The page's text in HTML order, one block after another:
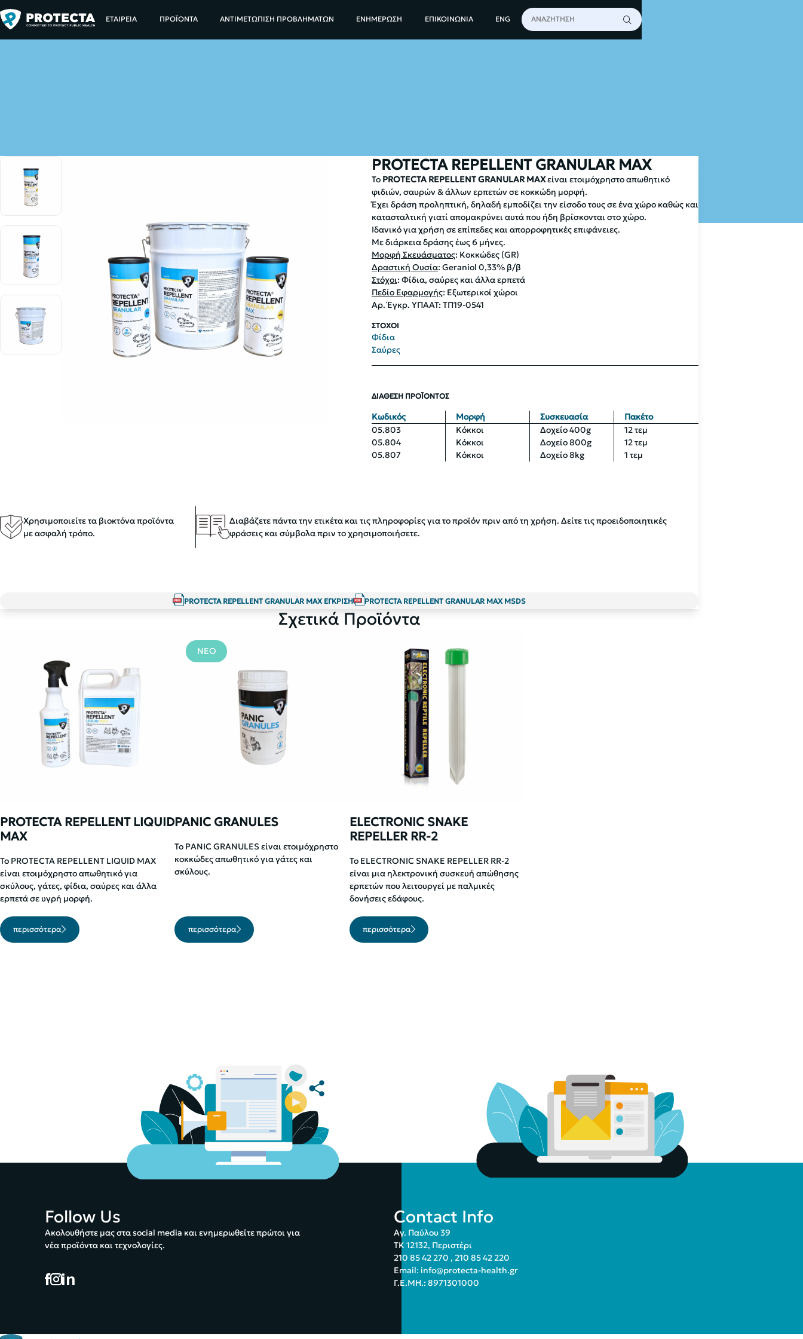
ΕΤΑΙΡΕΙΑ ΠΡΟΪΟΝΤΑ ΑΝΤΙΜΕΤΩΠΙΣΗ ΠΡΟΒΛΗΜΑΤΩΝ ΕΝΗΜΕΡΩΣΗ ΕΠΙΚΟΙΝΩΝΙΑ ENG
PROTECTA REPELLENT GRANULAR MAX
To PROTECTA REPELLENT GRANULAR MAXείναι ετοιμόχρηστο απωθητικό
φιδιών, σαυρών & άλλων ερπετών σε κοκκώδη μορφή.
Έχει δράση προληπτική, δηλαδή εμποδίζει την είσοδο τους σε ένα χώρο καθώς και
κατασταλτική γιατί απομακρύνει αυτά που ήδη βρίσκονται στο χώρο.
Ιδανικό για χρήση σε επίπεδες και απορροφητικές επιφάνειες.
Με διάρκεια δράσης έως 6 μήνες.
Μορφή Σκευάσματος: Κοκκώδες (GR)
Δραστική Ουσία: Geraniol 0,33% β/β
Στόχοι: Φίδια, σαύρες και άλλα ερπετά
Πεδίο Εφαρμογής: Εξωτερικοί χώροι
Αρ. Έγκρ. ΥΠΑΑΤ: ΤΠ19-0541
ΣΤΟΧΟΙ
Φίδια
Σαύρες
ΔΙΑΘΕΣΗ ΠΡΟΪΟΝΤΟΣ
Κωδικός Μορφή Συσκευασία
Πακέτο
05.803
Κόκκοι Δοχείο 400g
12 τεμ
05.804
Κόκκοι Δοχείο 800g
12 τεμ
05.807
Κόκκοι Δοχείο 8kg 1 τεμ
Χρησιμοποιείτε τα βιοκτόνα προϊόντα
με ασφαλή τρόπο.
Διαβάζετε πάντα την ετικέτα και τις πληροφορίες για το προϊόν πριν από τη χρήση. Δείτε τις προειδοποιητικές
φράσεις και σύμβολα πριν το χρησιμοποιήσετε.
PROTECTA REPELLENT GRANULAR MAX ΕΓΚΡΙΣΗ PROTECTA REPELLENT GRANULAR MAX MSDS
Σχετικά Προϊόντα
PROTECTA REPELLENT LIQUID
MAX
To PROTECTA REPELLENT LIQUID MAX
είναι ετοιμόχρηστο απωθητικό για
σκύλους, γάτες, φίδια, σαύρες και άλλα
ερπετά σε υγρή μορφή.
περισσότερα
ΝΕΟ
PANIC GRANULES
Το PANIC GRANULES είναι ετοιμόχρηστο
κοκκώδες απωθητικό για γάτες και
σκύλους.
περισσότερα
ELECTRONIC SNAKE
REPELLER RR-2
Το ELECTRONIC SNAKE REPELLER RR-2
είναι μια ηλεκτρονική συσκευή απώθησης
ερπετών που λειτουργεί με παλμικές
δονήσεις εδάφους.
περισσότερα
Follow Us
Ακολουθήστε μας στα social media και ενημερωθείτε πρώτοι για
νέα προϊόντα και τεχνολογίες.
Contact Info
Αγ. Παύλου 39
ΤΚ 12132, Περιστέρι
210 85 42 270,210 85 42 220
Email: info@protecta-health.gr
Γ.Ε.ΜΗ.: 8971301000